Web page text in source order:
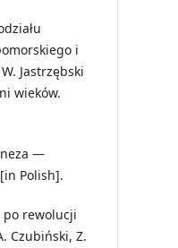
i
Jastrzębski
wieków.
—
Polish].
po rewolucji
Czubiński, Z.